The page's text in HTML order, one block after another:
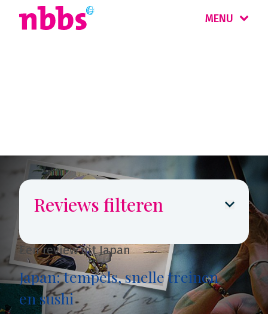
MENU
Reviews filteren
Een review uit Japan
Japan: tempels, snelle treinen
en sushi